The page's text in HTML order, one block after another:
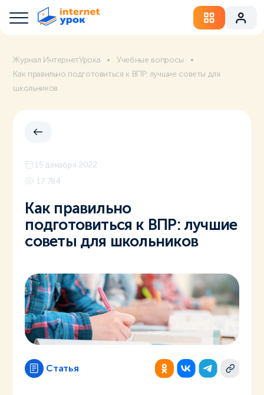
Журнал ИнтернетУрока
Учебные вопросы
Как правильно подготовиться к ВПР: лучшие советы для
школьников
15 декабря 2022
17 784
Как правильно
подготовиться к ВПР: лучшие
советы для школьников
Статья